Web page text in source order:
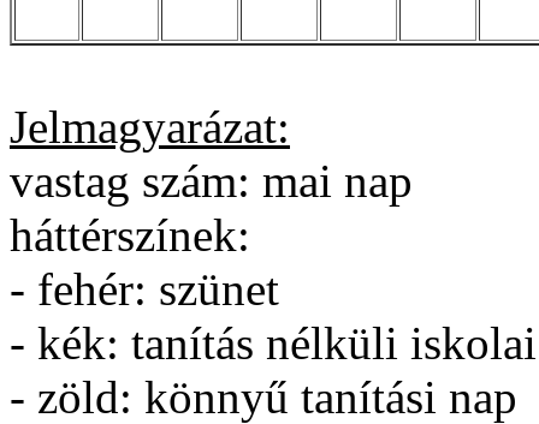
Jelmagyarázat:
vastag szám: mai nap
háttérszínek:
- fehér: szünet
- kék: tanítás nélküli
- zöld: könnyű tanítási nap